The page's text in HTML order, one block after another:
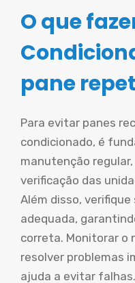
O que
pane
Para evitar panes
condicionado, é
manutenção
verificação das
Além disso,
adequada,
correta. Monitorar o
resolver problemas
ajuda a evitar falhas.